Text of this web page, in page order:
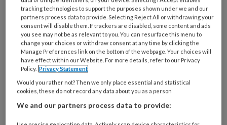
Neurowetenschappers van het Radboudumc
onderzochten de invloed van tegenslag tijdens
het leven op patronen in de hersenen. Ze
vonden opmerkelijke verbanden die
voorspellende waarde kunnen hebben voor
het ontwikkelen van psychiatrische
aandoeningen.
tracking technologies to support the purposes shown under we and our
partners process data to provide. Selecting Reject All or withdrawing your
consent will disable them. If trackers are disabled, some content and ads
you see may not be as relevant to you. You can resurface this menu to
change your choices or withdraw consent at any time by clicking the
Manage Preferences link on the bottom of the webpage. Your choices will
have effect within our Website. For more details, refer to our Privacy
Policy. Privacy Statement
Would you rather not? Then we only place essential and statistical
cookies, these do not record any data about you as a person
We and our partners process data to provide: